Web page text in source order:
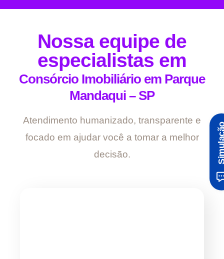
Nossa equipe de
especialistas em
Consórcio Imobiliário em Parque
Mandaqui – SP
Atendimento humanizado, transparente e
focado em ajudar você a tomar a melhor
decisão.